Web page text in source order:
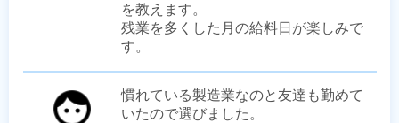
を教えます。
残業を多くした月の給料日が楽しみで
す。
慣れている製造業なのと友達も勤めて
いたので選びました。